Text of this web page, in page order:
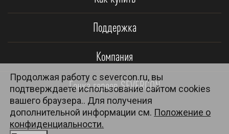
Поддержка
Компания
Гонка героев SEVERCON
Продолжая работу с severcon.ru, вы
подтверждаете использование сайтом cookies
вашего браузера.. Для получения
дополнительной информации см. Положение о
конфиденциальности.